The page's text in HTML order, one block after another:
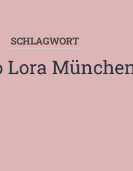
SCHLAGWORT
Lora